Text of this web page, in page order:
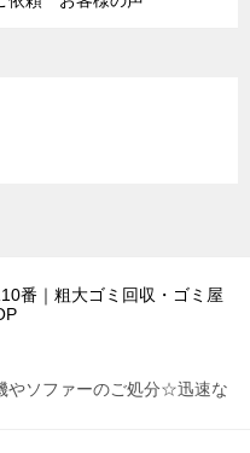
番｜粗大ゴミ回収・ゴミ屋
やソファーのご処分☆迅速な